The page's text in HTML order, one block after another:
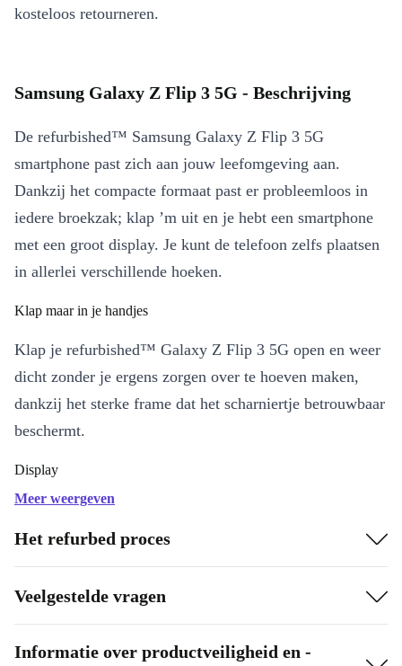
kosteloos retourneren.
Samsung Galaxy Z Flip 3 5G - Beschrijving
De refurbished™ Samsung Galaxy Z Flip 3 5G
smartphone past zich aan jouw leefomgeving aan.
Dankzij het compacte formaat past er probleemloos in
iedere broekzak; klap ’m uit en je hebt een smartphone
met een groot display. Je kunt de telefoon zelfs plaatsen
in allerlei verschillende hoeken.
Klap maar in je handjes
Klap je refurbished™ Galaxy Z Flip 3 5G open en weer
dicht zonder je ergens zorgen over te hoeven maken,
dankzij het sterke frame dat het scharniertje betrouwbaar
beschermt.
Display
Het display van 6,7 inch zorgt voor briljante en heldere
beelden, dankzij de AMOLED-technologie, en
ongeëvenaarde reactiesnelheden.
Nieuwe perspectieven
Wil je een selfie maken zonder je refurbished™
Meer weergeven
Het refurbed proces
Veelgestelde vragen
Informatie over productveiligheid en -